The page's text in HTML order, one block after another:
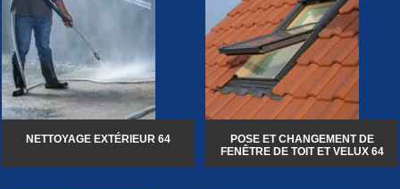
NETTOYAGE EXTÉRIEUR 64
POSE ET CHANGEMENT DE
FENÊTRE DE TOIT ET VELUX 64